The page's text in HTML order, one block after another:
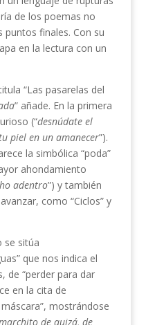
de los poemas no
finales. Con su
en la lectura con un
“Las pasarelas del
” añade. En la primera
(“desnúdate el
piel en un amanecer”).
la simbólica “poda”
ahondamiento
adentro”) y también
como “Ciclos” y
se sitúa
que nos indica el
de “perder para dar
en la cita de
mostrándose
de quizá, de